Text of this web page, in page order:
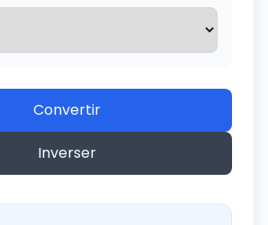
Convertir
Inverser